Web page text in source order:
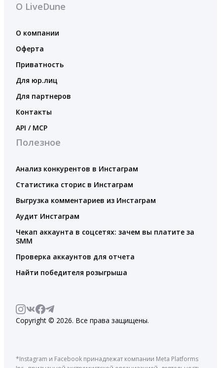
О LiveDune
О компании
Оферта
Приватность
Для юр.лиц
Для партнеров
Контакты
API / MCP
Полезное
Анализ конкурентов в Инстаграм
Статистика сторис в Инстаграм
Выгрузка комментариев из Инстаграм
Аудит Инстаграм
Чекап аккаунта в соцсетях: зачем вы платите за
SMM
Проверка аккаунтов для отчета
Найти победителя розыгрыша
Copyright © 2026. Все права защищены.
*Instagram и Facebook принадлежат компании Meta Platforms